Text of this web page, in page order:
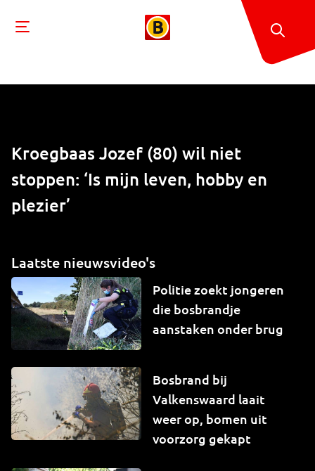
Kroegbaas Jozef (80) wil niet
stoppen: ‘Is mijn leven, hobby en
plezier’
Laatste nieuwsvideo's
Politie zoekt jongeren
die bosbrandje
aanstaken onder brug
Bosbrand bij
Valkenswaard laait
weer op, bomen uit
voorzorg gekapt